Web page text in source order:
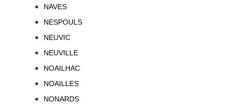
NAVES
NESPOULS
NEUVIC
NEUVILLE
NOAILHAC
NOAILLES
NONARDS